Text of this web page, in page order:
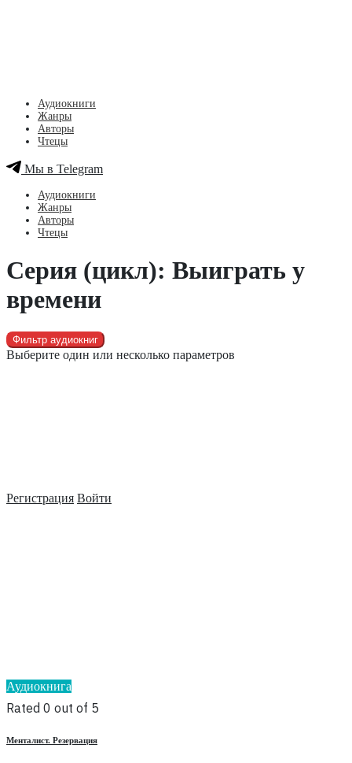
Регистрация Войти
Аудиокниги
Жанры
Авторы
Чтецы
Мы в Telegram
Аудиокниги
Жанры
Авторы
Чтецы
Серия (цикл): Выиграть у
времени
Фильтр аудиокниг
Выберите один или несколько параметров
Аудиокнига
Rated 0 out of 5
Менталист. Резервация